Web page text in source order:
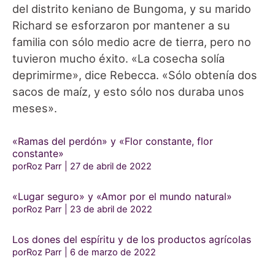
del distrito keniano de Bungoma, y su marido
Richard se esforzaron por mantener a su
familia con sólo medio acre de tierra, pero no
tuvieron mucho éxito. «La cosecha solía
deprimirme», dice Rebecca. «Sólo obtenía dos
sacos de maíz, y esto sólo nos duraba unos
meses».
«Ramas del perdón» y «Flor constante, flor
constante»
porRoz Parr 27 de abril de 2022
«Lugar seguro» y «Amor por el mundo natural»
porRoz Parr 23 de abril de 2022
Los dones del espíritu y de los productos agrícolas
porRoz Parr 6 de marzo de 2022